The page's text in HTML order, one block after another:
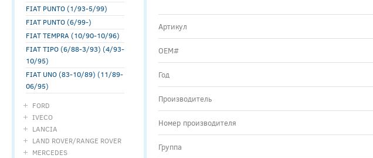
FIAT PUNTO (1/93-5/99)
FIAT PUNTO (6/99-)
FIAT TEMPRA (10/90-10/96)
FIAT TIPO (6/88-3/93) (4/93-
10/95)
FIAT UNO (83-10/89) (11/89-
06/95)
FORD
IVECO
LANCIA
LAND ROVER/RANGE ROVER
MERCEDES
Артикул
ОЕМ#
Год
Производитель
Номер производителя
Группа